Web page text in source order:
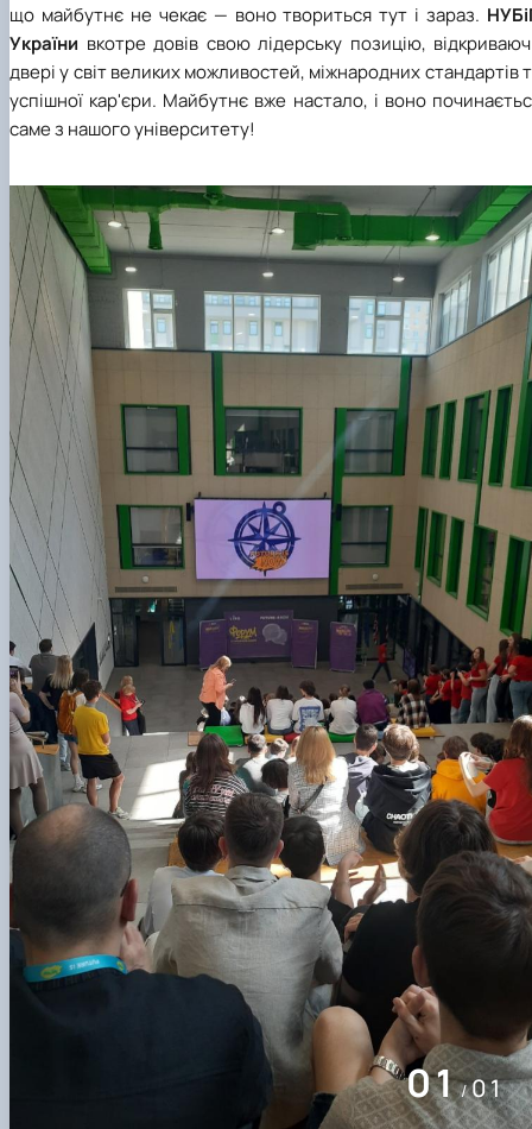
що майбутнє не чекає — воно твориться тут і зараз.
України вкотре довів свою лідерську позицію,
двері у світ великих можливостей, міжнародних стандартів
успішної кар'єри. Майбутнє вже настало, і воно
саме з нашого університету!
01/01